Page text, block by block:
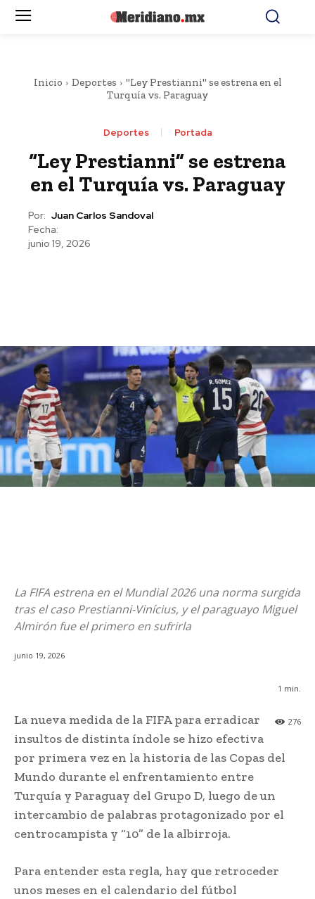
Inicio Deportes
"Ley Prestianni" se estrena en el
Turquía vs. Paraguay
Deportes Portada
“Ley Prestianni” se estrena
en el Turquía vs. Paraguay
Por: Juan Carlos Sandoval
Fecha:
junio 19, 2026
La FIFA estrena en el Mundial 2026 una norma surgida
tras el caso Prestianni-Vinícius, y el paraguayo Miguel
Almirón fue el primero en sufrirla
junio 19, 2026
1 min.
276
La nueva medida de la FIFA para erradicar
insultos de distinta índole se hizo efectiva
por primera vez en la historia de las Copas del
Mundo durante el enfrentamiento entre
Turquía y Paraguay del Grupo D, luego de un
intercambio de palabras protagonizado por el
centrocampista y “10” de la albirroja.
Para entender esta regla, hay que retroceder
unos meses en el calendario del fútbol